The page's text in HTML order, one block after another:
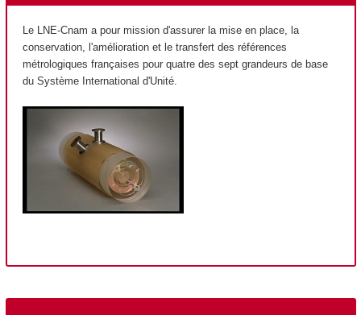
Le LNE-Cnam a pour mission d'assurer la mise en place, la
conservation, l'amélioration et le transfert des références
métrologiques françaises pour quatre des sept grandeurs de base
du Système International d'Unité.